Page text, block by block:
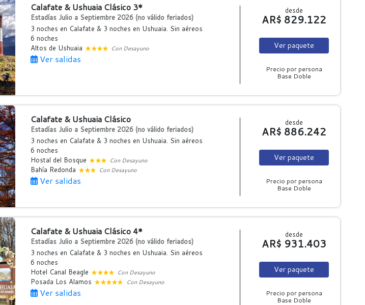
Calafate & Ushuaia Clásico 3*
Estadías Julio a Septiembre 2026 (no válido feriados)
3 noches en Calafate & 3 noches en Ushuaia. Sin aéreos
6 noches
Altos de Ushuaia
Con Desayuno
Ver salidas
desde
AR$ 829.122
Ver paquete
Precio por persona
Base Doble
Calafate & Ushuaia Clásico
Estadías Julio a Septiembre 2026 (no válido feriados)
3 noches en Calafate & 3 noches en Ushuaia. Sin aéreos
6 noches
Hostal del Bosque
Con Desayuno
Bahía Redonda Con Desayuno
Ver salidas
desde
AR$ 886.242
Ver paquete
Precio por persona
Base Doble
Calafate & Ushuaia Clásico 4*
Estadías Julio a Septiembre 2026 (no válido feriados)
3 noches en Calafate & 3 noches en Ushuaia. Sin aéreos
6 noches
Hotel Canal Beagle
Con Desayuno
Posada Los Alamos Con Desayuno
Ver salidas
desde
AR$ 931.403
Ver paquete
Precio por persona
Base Doble